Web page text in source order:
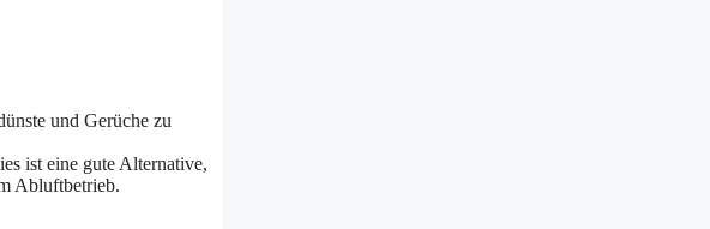
und Gerüche zu
ist eine gute Alternative,
Abluftbetrieb.